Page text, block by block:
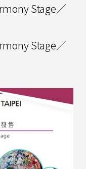
Stage／
Stage／